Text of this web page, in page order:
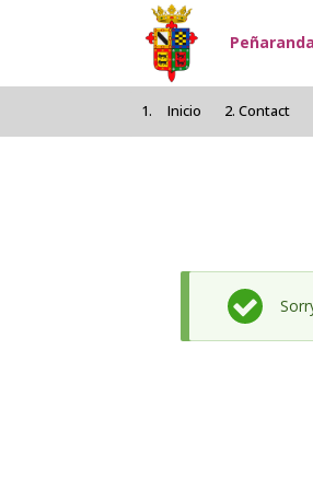
Pasar al contenido
Inicio Contact